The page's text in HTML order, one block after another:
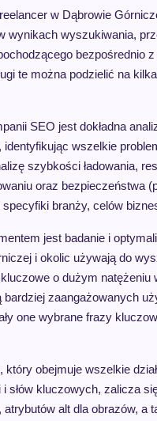
w Dąbrowie
wynikach wyszukiwania,
te można podzielić na
SEO jest dokładna
wszelkie
szybkości ładowania,
oraz bezpieczeństwa
branży, celów
jest badanie i
i okolic używają do
o dużym
bardziej zaangażowanych
one wybrane frazy
obejmuje wszelkie
słów kluczowych, zalicza
atrybutów alt dla obrazów,